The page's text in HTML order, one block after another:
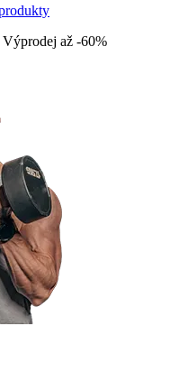
Výprodej až -60%